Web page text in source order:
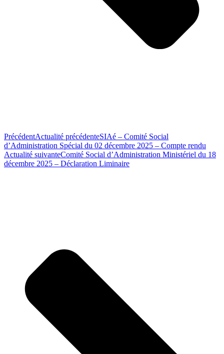
PrécédentActualité précédenteSIAé – Comité Social
d’Administration Spécial du 02 décembre 2025 – Compte rendu
Actualité suivanteComité Social d’Administration Ministériel du 18
décembre 2025 – Déclaration Liminaire